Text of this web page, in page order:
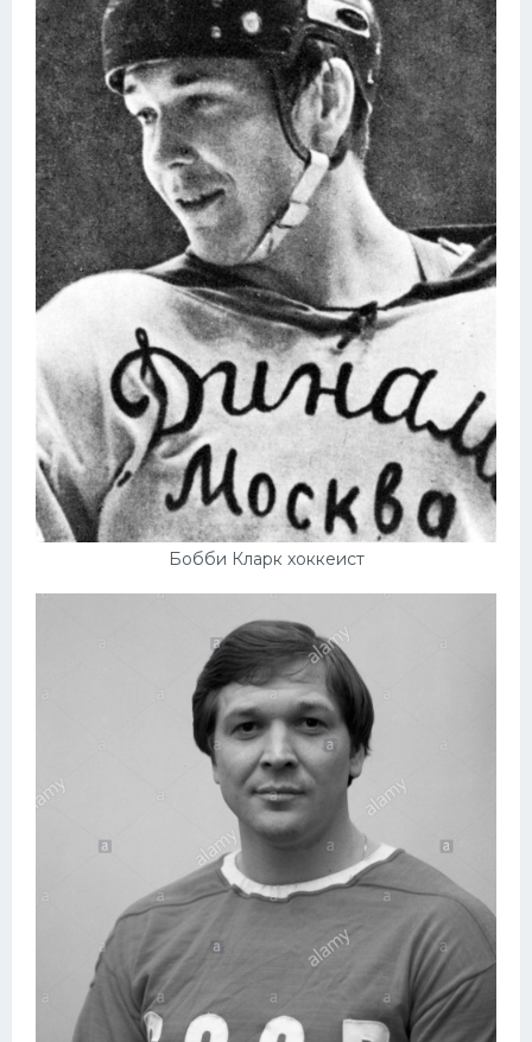
Бобби Кларк хоккеист